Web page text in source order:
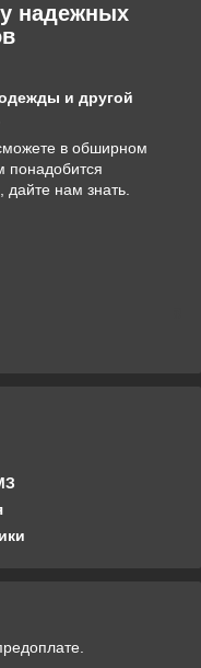
надежных
и другой
в обширном
понадобится
нам знать.